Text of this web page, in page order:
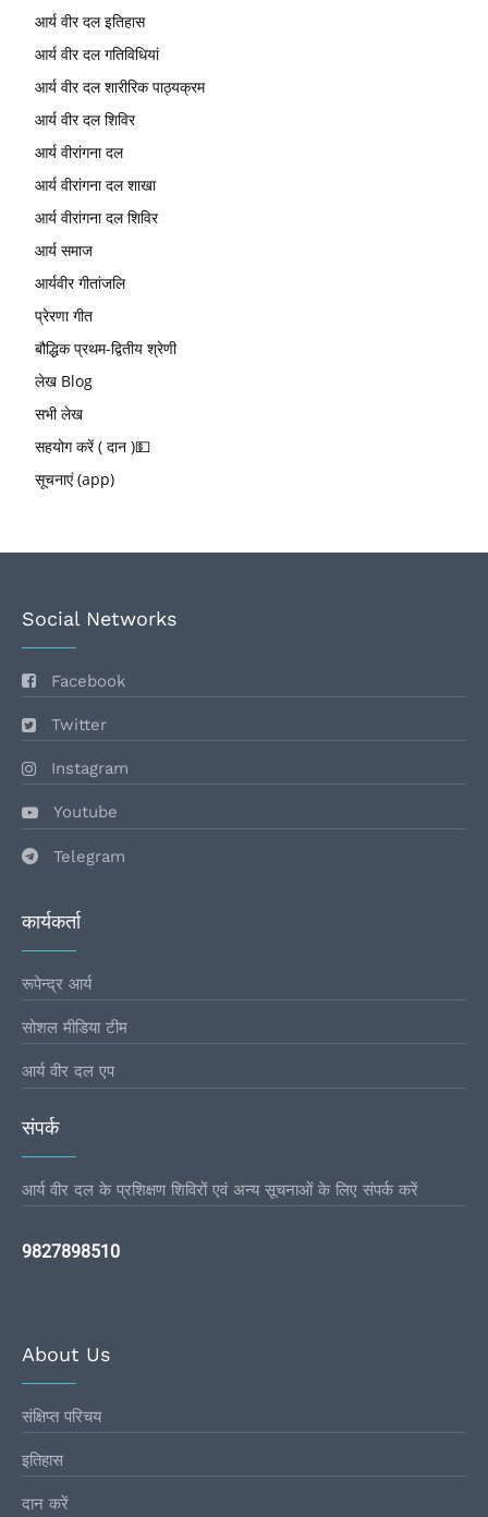
आर्य वीर दल इतिहास
आर्य वीर दल गतिविधियां
आर्य वीर दल शारीरिक पाठ्यक्रम
आर्य वीर दल शिविर
आर्य वीरांगना दल
आर्य वीरांगना दल शाखा
आर्य वीरांगना दल शिविर
आर्य समाज
आर्यवीर गीतांजलि
प्रेरणा गीत
बौद्धिक प्रथम-द्वितीय श्रेणी
लेख Blog
सभी लेख
सहयोग करें ( दान )💵
सूचनाएं (app)
Social Networks
Facebook
Twitter
Instagram
Youtube
Telegram
कार्यकर्ता
रूपेन्द्र आर्य
सोशल मीडिया टीम
आर्य वीर दल एप
संपर्क
आर्य वीर दल के प्रशिक्षण शिविरों एवं अन्य सूचनाओं के लिए संपर्क करें
9827898510
About Us
संक्षिप्त परिचय
इतिहास
दान करें